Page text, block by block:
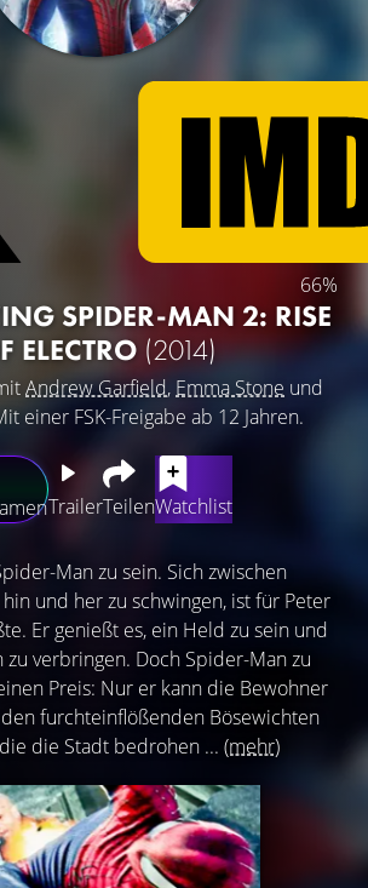
66%
SPIDER-MAN 2: RISE
ELECTRO (2014)
Andrew Garfield, Emma Stone und
einer FSK-Freigabe ab 12 Jahren.
TrailerTeilenWatchlist
Man zu sein. Sich zwischen
und her zu schwingen, ist für Peter
Er genießt es, ein Held zu sein und
verbringen. Doch Spider-Man zu
Preis: Nur er kann die Bewohner
furchteinflößenden Bösewichten
die Stadt bedrohen ... (mehr)